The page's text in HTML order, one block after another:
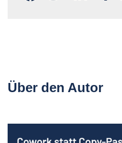
Über den Autor